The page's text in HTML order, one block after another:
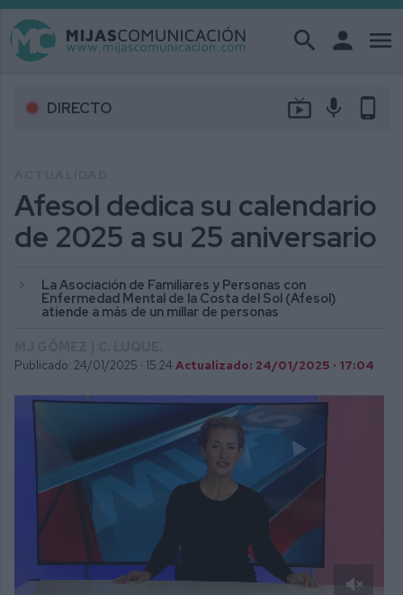
search person menu
DIRECTO live_tv mic phone_android
Afesol dedica su calendario
de 2025 a su 25 aniversario
La Asociación de Familiares y Personas con
Enfermedad Mental de la Costa del Sol (Afesol)
atiende a más de un millar de personas
Publicado: 24/01/2025 · 15:24 Actualizado: 24/01/2025 · 17:04